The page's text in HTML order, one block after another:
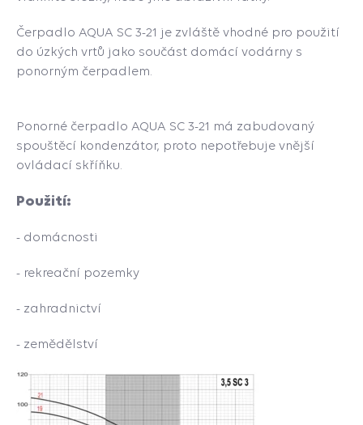
Čerpadlo AQUA SC 3-21 je zvláště vhodné pro použití
do úzkých vrtů jako součást domácí vodárny s
ponorným čerpadlem.
Ponorné čerpadlo AQUA SC 3-21 má zabudovaný
spouštěcí kondenzátor, proto nepotřebuje vnější
ovládací skříňku.
Použití:
- domácnosti
- rekreační pozemky
- zahradnictví
- zemědělství